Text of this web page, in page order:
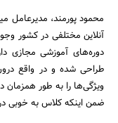
محمود پورمند، مدیرعامل
آنلاین مختلفی در کشور
دوره‌های آموزشی مجازی
طراحی شده و در واقع
ویژگی‌ها را به طور همزمان
ضمن اینکه کلاس به خوبی